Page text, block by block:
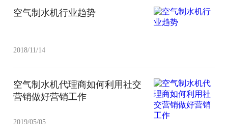
空气制水机行业趋势
2018/11/14
空气制水机代理商如何利用社交
营销做好营销工作
2019/05/05